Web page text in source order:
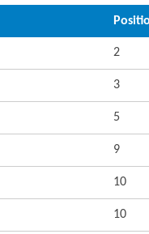
2
3
5
9
10
10